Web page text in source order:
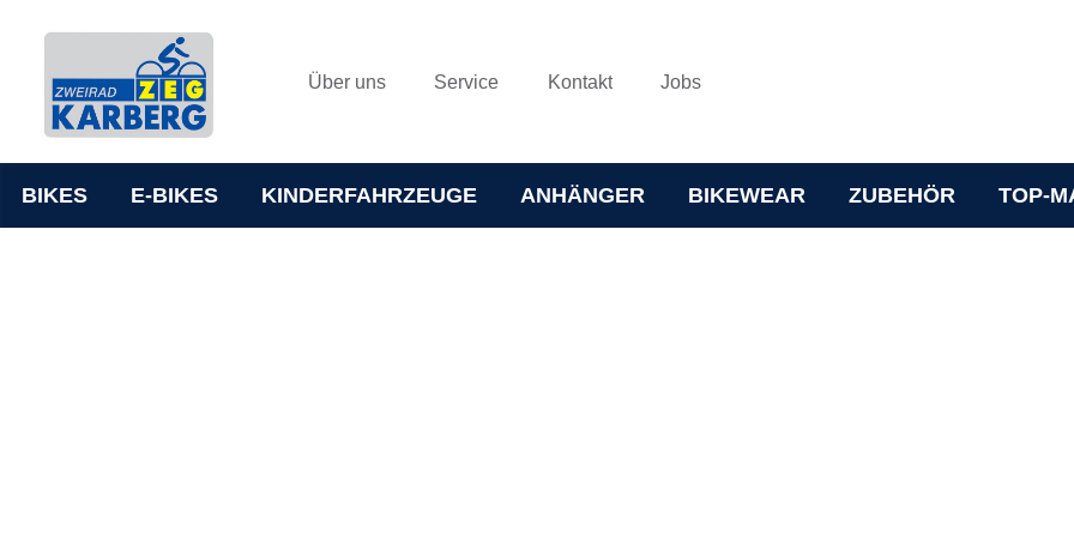
Über uns Service Kontakt Jobs
BIKES E-BIKES KINDERFAHRZEUGE ANHÄNGER BIKEWEAR ZUBEHÖR TOP-